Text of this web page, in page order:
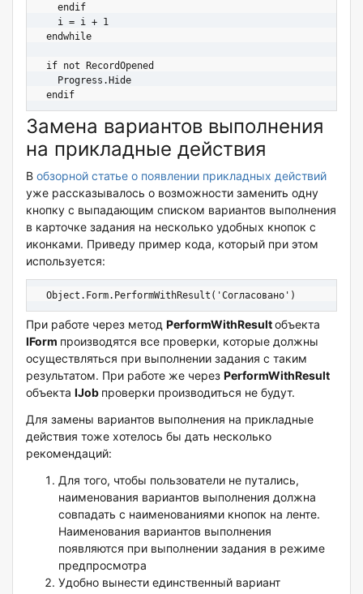
endif
i = i + 1
endwhile
if not RecordOpened
Progress.Hide
endif
Замена вариантов выполнения
на прикладные действия
В обзорной статье о появлении прикладных действий
уже рассказывалось о возможности заменить одну
кнопку c выпадающим списком вариантов выполнения
в карточке задания на несколько удобных кнопок с
иконками. Приведу пример кода, который при этом
используется:
Object.Form.PerformWithResult('Согласовано')
При работе через метод PerformWithResultобъекта
IForm производятся все проверки, которые должны
осуществляться при выполнении задания с таким
результатом. При работе же через PerformWithResult
объекта IJob проверки производиться не будут.
Для замены вариантов выполнения на прикладные
действия тоже хотелось бы дать несколько
рекомендаций:
Для того, чтобы пользователи не путались,
наименования вариантов выполнения должна
совпадать с наименованиями кнопок на ленте.
Наименования вариантов выполнения
появляются при выполнении задания в режиме
предпросмотра
Удобно вынести единственный вариант